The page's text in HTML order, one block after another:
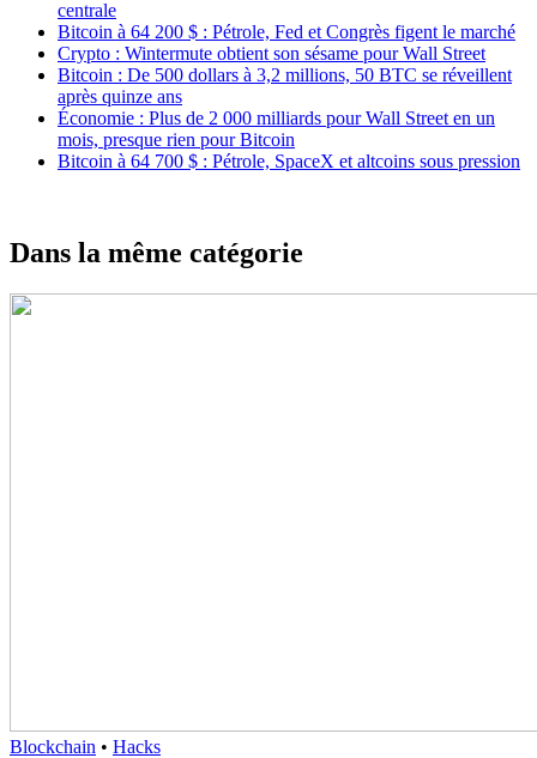
centrale
Bitcoin à 64 200 $ : Pétrole, Fed et Congrès figent le marché
Crypto : Wintermute obtient son sésame pour Wall Street
Bitcoin : De 500 dollars à 3,2 millions, 50 BTC se réveillent
après quinze ans
Économie : Plus de 2 000 milliards pour Wall Street en un
mois, presque rien pour Bitcoin
Bitcoin à 64 700 $ : Pétrole, SpaceX et altcoins sous pression
Dans la même catégorie
Blockchain • Hacks